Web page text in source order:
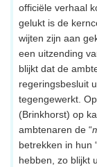
officiële verhaal
gelukt is de
wijten zijn aan
een uitzending
blijkt dat de
regeringsbesluit
tegengewerkt.
(Brinkhorst) op
ambtenaren de “
betrekken in hun “
hebben, zo blijkt